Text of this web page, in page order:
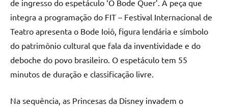
de ingresso do espetáculo ‘O Bode Quer’. A peça que
integra a programação do FIT – Festival Internacional de
Teatro apresenta o Bode Ioiô, figura lendária e símbolo
do patrimônio cultural que fala da inventividade e do
deboche do povo brasileiro. O espetáculo tem 55
minutos de duração e classificação livre.
Na sequência, as Princesas da Disney invadem o